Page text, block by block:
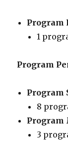
Program
1
Program
Program
8
Program
3